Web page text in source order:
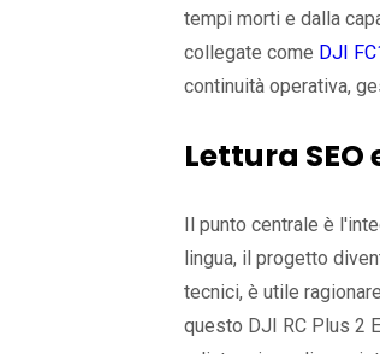
tempi morti e dalla
collegate come DJI
continuità operativa,
Lettura
Il punto centrale è
lingua, il progetto
tecnici, è utile
questo DJI RC Plus 2